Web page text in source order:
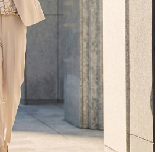
瀏覽以下網址：
法定代理人或監護人之同意方可使用
同意申辦者引起之損失，本公司不負相關責
時，將依據個別帳號之用戶狀況，依本公司即
仍有額度不足之情形，本公司將視審查結果
用他人資訊註冊。若發現惡意使用之情形，
停止該用戶之使用額度並採取法律行動。